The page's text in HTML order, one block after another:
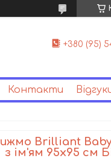
+380 (95)
Контакти
Brilliant
з ім'ям 95х95 см